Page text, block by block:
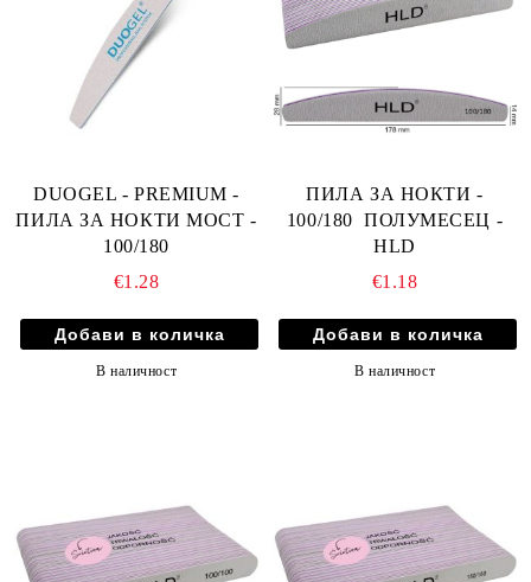
DUOGEL - PREMIUM -
ПИЛА ЗА НОКТИ МОСТ -
100/180
€1.28
В наличност
ПИЛА ЗА НОКТИ -
100/180 ПОЛУМЕСЕЦ -
HLD
€1.18
В наличност